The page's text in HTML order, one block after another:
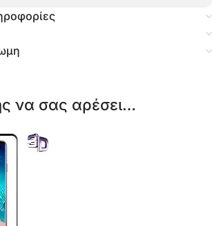
να σας αρέσει…